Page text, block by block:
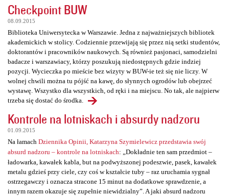
Checkpoint BUW
08.09.2015
Biblioteka Uniwersytecka w Warszawie. Jedna z najważniejszych bibliotek
akademickich w stolicy. Codziennie przewijają się przez nią setki studentów,
doktorantów i pracowników naukowych. Są również pasjonaci, samodzielni
badacze i warszawiacy, którzy poszukują niedostępnych gdzie indziej
pozycji. Wycieczka po mieście bez wizyty w BUW-ie też się nie liczy. W
wolnej chwili można tu pójść na kawę, do słynnych ogrodów lub obejrzeć
wystawę. Wszystko dla wszystkich, od ręki i na miejscu. No tak, ale najpierw
trzeba się dostać do środka.
Kontrole na lotniskach i absurdy nadzoru
01.09.2015
Na łamach Dziennika Opinii, Katarzyna Szymielewicz przedstawia swój
absurd nadzoru – kontrole na lotniskach: „Dokładnie ten sam przedmiot –
ładowarka, kawałek kabla, but na podwyższonej podeszwie, pasek, kawałek
metalu gdzieś przy ciele, czy coś w kształcie tuby – raz uruchamia sygnał
ostrzegawczy i oznacza stracone 15 minut na dodatkowe sprawdzenie, a
innym razem okazuje się zupełnie niewidzialny”. A jaki absurd nadzoru